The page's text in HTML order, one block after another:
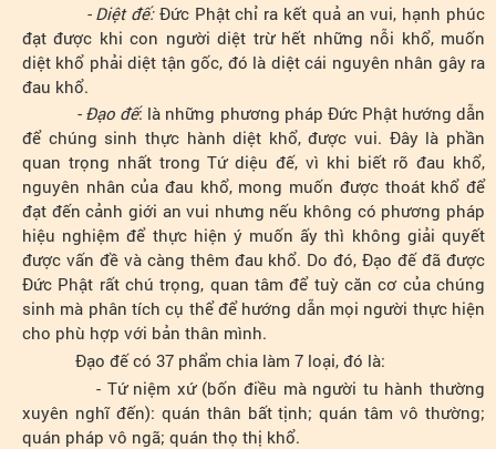
- Diệt đế: Đức Phật chỉ ra kết quả an vui, hạnh phúc
đạt được khi con người diệt trừ hết những nỗi khổ, muốn
diệt khổ phải diệt tận gốc, đó là diệt cái nguyên nhân gây ra
đau khổ.
- Đạo đế: là những phương pháp Đức Phật hướng dẫn
để chúng sinh thực hành diệt khổ, được vui. Đây là phần
quan trọng nhất trong Tứ diệu đế, vì khi biết rõ đau khổ,
nguyên nhân của đau khổ, mong muốn được thoát khổ để
đạt đến cảnh giới an vui nhưng nếu không có phương pháp
hiệu nghiệm để thực hiện ý muốn ấy thì không giải quyết
được vấn đề và càng thêm đau khổ. Do đó, Đạo đế đã được
Đức Phật rất chú trọng, quan tâm để tuỳ căn cơ của chúng
sinh mà phân tích cụ thể để hướng dẫn mọi người thực hiện
cho phù hợp với bản thân mình.
Đạo đế có 37 phẩm chia làm 7 loại, đó là:
- Tứ niệm xứ (bốn điều mà người tu hành thường
xuyên nghĩ đến): quán thân bất tịnh; quán tâm vô thường;
quán pháp vô ngã; quán thọ thị khổ.